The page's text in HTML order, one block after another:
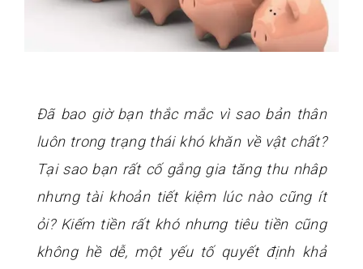
Đã bao giờ bạn thắc mắc vì sao bản thân
luôn trong trạng thái khó khăn về vật chất?
Tại sao bạn rất cố gắng gia tăng thu nhâp
nhưng tài khoản tiết kiệm lúc nào cũng ít
ỏi? Kiếm tiền rất khó nhưng tiêu tiền cũng
không hề dễ, một yếu tố quyết định khả